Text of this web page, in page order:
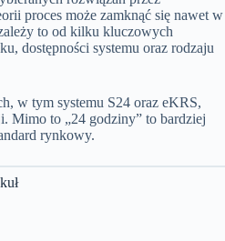
proces może zamknąć się nawet w
to od kilku kluczowych
dostępności systemu oraz rodzaju
w tym systemu S24 oraz eKRS,
Mimo to „24 godziny” to bardziej
rynkowy.